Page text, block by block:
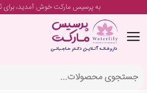
به پرسیس مارکت خوش آمدید، برای